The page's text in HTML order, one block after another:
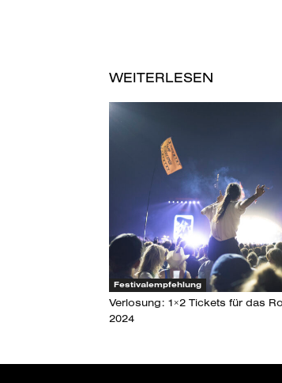
WEITERLESEN
Festivalempfehlung
Verlosung: 1×2 Tickets für das
2024